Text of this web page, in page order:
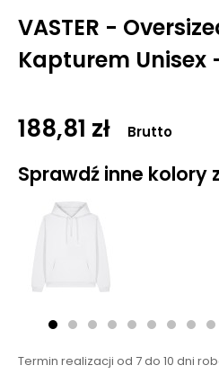
VASTER -
Kapturem Unisex
188,81 zł Brutto
Sprawdź inne kolory
Termin realizacji od 7 do 10 dni